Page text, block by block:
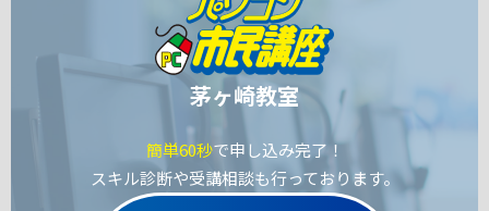
茅ヶ崎教室
簡単60秒で申し込み完了！
スキル診断や受講相談も行っております。